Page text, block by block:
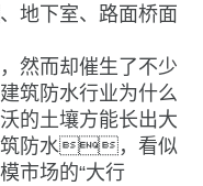
下室、路面桥面
然而却催生了不少
防水行业为什么
土壤方能长出大
防水，看似
市场的“大行